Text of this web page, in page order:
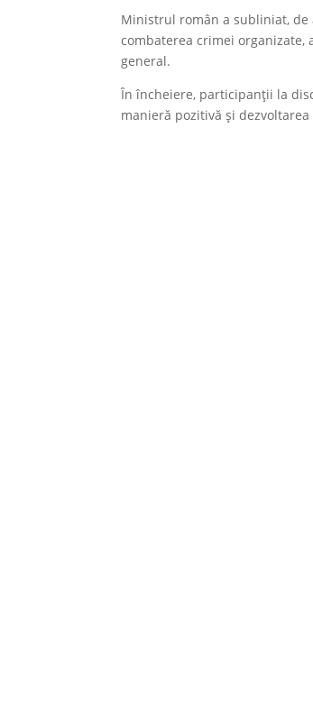
Ministrul român a subliniat, de
combaterea crimei
general.
În încheiere, participanții la
manieră pozitivă și